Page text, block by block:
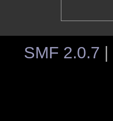
SMF 2.0.7